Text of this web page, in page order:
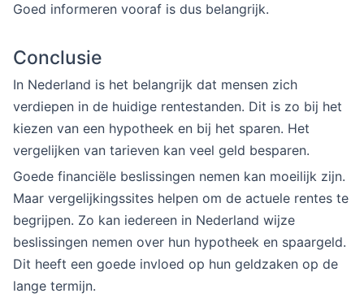
Goed informeren vooraf is dus belangrijk.
Conclusie
In Nederland is het belangrijk dat mensen zich
verdiepen in de huidige rentestanden. Dit is zo bij het
kiezen van een hypotheek en bij het sparen. Het
vergelijken van tarieven kan veel geld besparen.
Goede financiële beslissingen nemen kan moeilijk zijn.
Maar vergelijkingssites helpen om de actuele rentes te
begrijpen. Zo kan iedereen in Nederland wijze
beslissingen nemen over hun hypotheek en spaargeld.
Dit heeft een goede invloed op hun geldzaken op de
lange termijn.